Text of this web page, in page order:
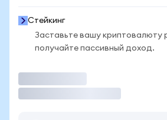
Стейкинг
Заставьте вашу криптовалюту
получайте пассивный доход.